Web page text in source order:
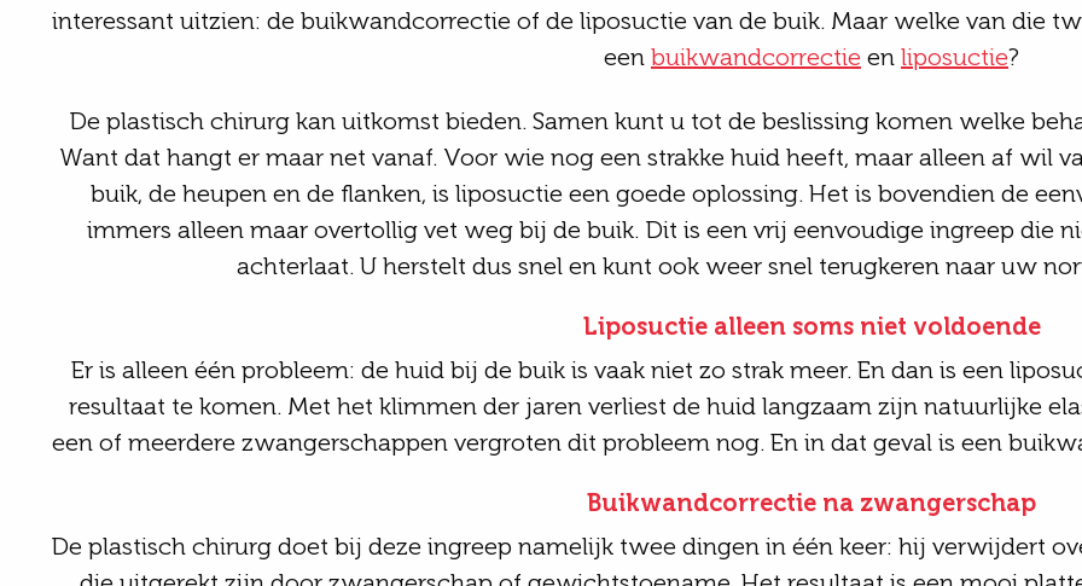
interessant uitzien: de buikwandcorrectie of de liposuctie van de buik. Maar welke van die
een buikwandcorrectie en liposuctie?
De plastisch chirurg kan uitkomst bieden. Samen kunt u tot de beslissing komen welke
Want dat hangt er maar net vanaf. Voor wie nog een strakke huid heeft, maar alleen af wil
buik, de heupen en de flanken, is liposuctie een goede oplossing. Het is bovendien de
immers alleen maar overtollig vet weg bij de buik. Dit is een vrij eenvoudige ingreep die
achterlaat. U herstelt dus snel en kunt ook weer snel terugkeren naar uw
Liposuctie alleen soms niet voldoende
Er is alleen één probleem: de huid bij de buik is vaak niet zo strak meer. En dan is een
resultaat te komen. Met het klimmen der jaren verliest de huid langzaam zijn natuurlijke
een of meerdere zwangerschappen vergroten dit probleem nog. En in dat geval is een
Buikwandcorrectie na zwangerschap
De plastisch chirurg doet bij deze ingreep namelijk twee dingen in één keer: hij verwijdert